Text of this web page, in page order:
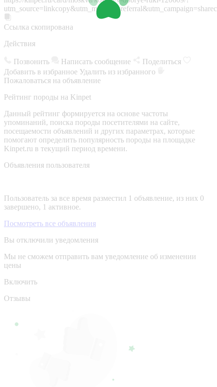
Ссылка скопирована
Действия
Позвонить Написать сообщение
Поделиться
Добавить в избранное Удалить из избранного
Пожаловаться на объявление
Рейтинг породы на Kinpet
Данный рейтинг формируется на основе частоты
упоминаний, поиска породы посетителями на сайте,
посещаемости объявлений и других параметрах, которые
помогают определить популярность породы на площадке
Kinpet.ru в текущий период времени.
Объявления пользователя
Пользователь за все время разместил 1 объявление, из них 0
завершено, 1 активное.
Посмотреть все объявления
Вы отключили уведомления
Мы не сможем отправить вам уведомление об изменении
цены
Включить
Отзывы